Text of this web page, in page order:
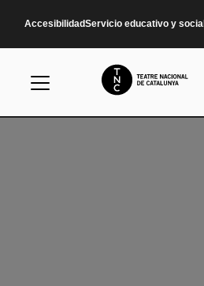
AccesibilidadServicio educativo y social